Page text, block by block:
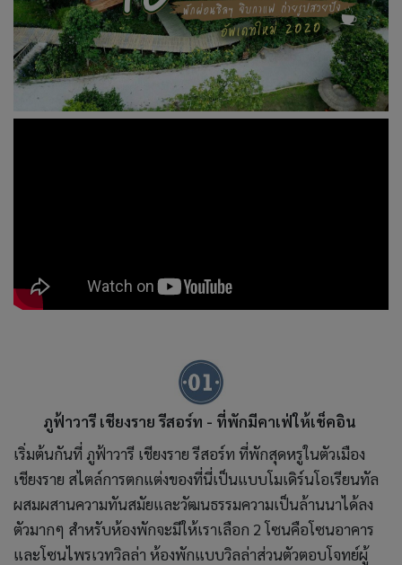
ภูฟ้าวารี เชียงราย รีสอร์ท - ที่พักมีคาเฟ่ให้เช็คอิน
เริ่มต้นกันที่ ภูฟ้าวารี เชียงราย รีสอร์ท ที่พักสุดหรูในตัวเมือง
เชียงราย สไตล์การตกแต่งของที่นี่เป็นแบบโมเดิร์นโอเรียนทัล
ผสมผสานความทันสมัยและวัฒนธรรมความเป็นล้านนาได้ลง
ตัวมากๆ สำหรับห้องพักจะมีให้เราเลือก 2 โซนคือโซนอาคาร
และโซนไพรเวทวิลล่า ห้องพักแบบวิลล่าส่วนตัวตอบโจทย์ผู้